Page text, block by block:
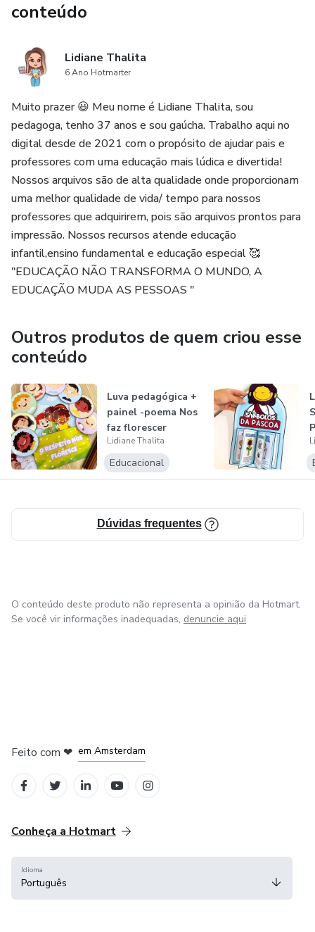
🔹 Representação de quantidades
🔹 Soma
🔹 Atividades de desenho e pintura
💡 Um recurso que desenvolve diversas habilidades
importantes de forma lúdica e atrativa.
💰 Valor: R$8,00
conteúdo
Lidiane Thalita
6 Ano Hotmarter
Muito prazer 😃 Meu nome é Lidiane Thalita, sou
pedagoga, tenho 37 anos e sou gaúcha. Trabalho aqui no
digital desde de 2021 com o propósito de ajudar pais e
professores com uma educação mais lúdica e divertida!
Nossos arquivos são de alta qualidade onde proporcionam
uma melhor qualidade de vida/ tempo para nossos
professores que adquirirem, pois são arquivos prontos para
impressão. Nossos recursos atende educação
infantil,ensino fundamental e educação especial 🥰
"EDUCAÇÃO NÃO TRANSFORMA O MUNDO, A
EDUCAÇÃO MUDA AS PESSOAS "
Outros produtos de quem criou esse
conteúdo
Luva pedagógica +
painel -poema Nos
faz florescer
Lidiane Thalita
Educacional
Dúvidas frequentes
O conteúdo deste produto não representa a opinião da Hotmart.
Se você vir informações inadequadas, denuncie aqui
Feito com ❤ em Amsterdam
Conheça a Hotmart
Idioma
Português